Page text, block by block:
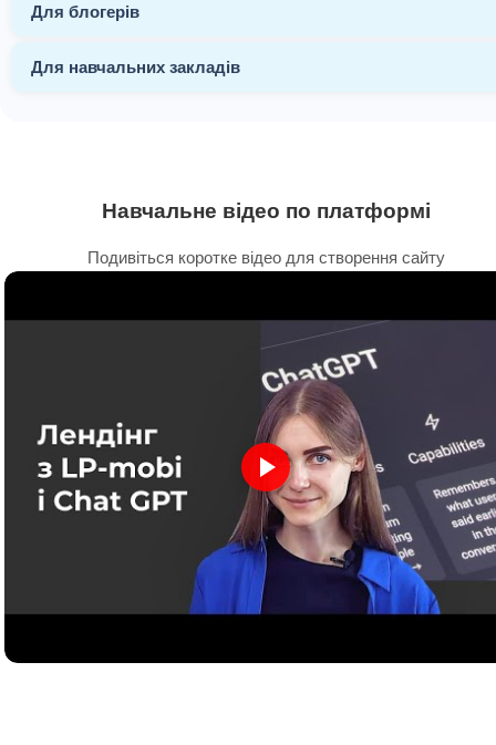
Для блогерів
Для навчальних закладів
Навчальне відео по платформі
Подивіться коротке відео для створення сайту